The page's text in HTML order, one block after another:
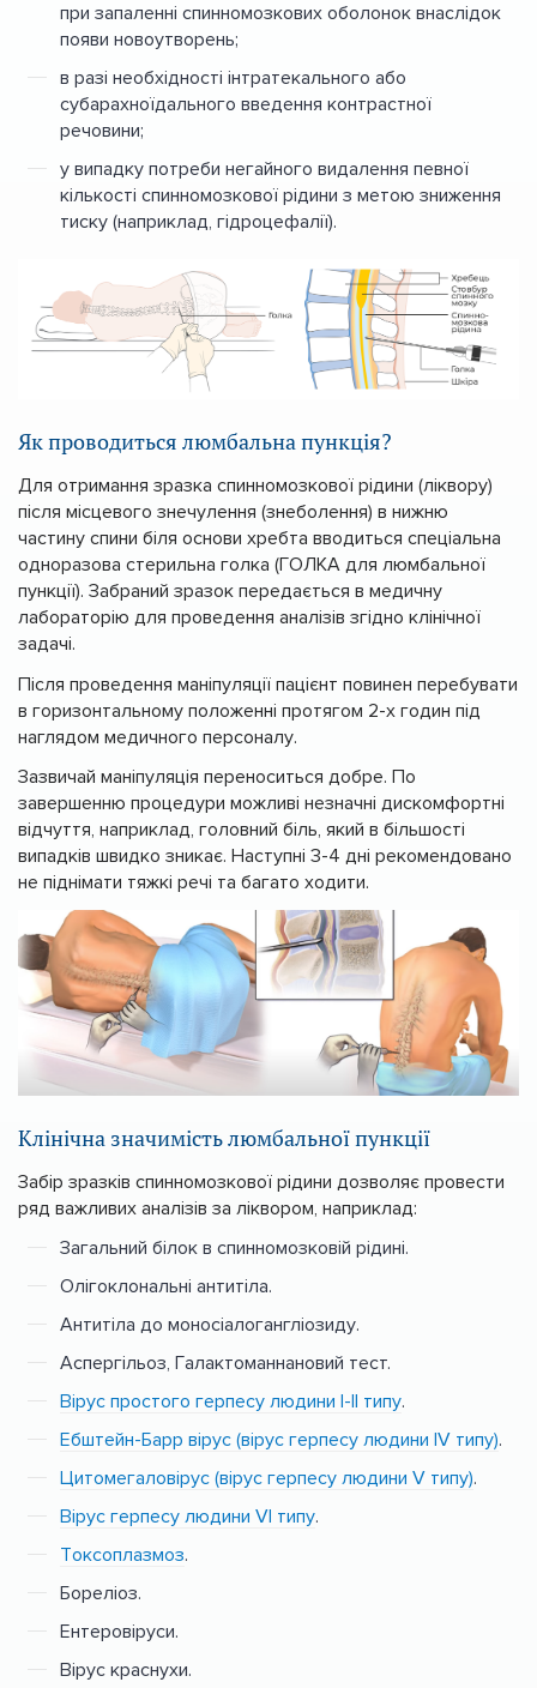
при запаленні спинномозкових оболонок внаслідок
появи новоутворень;
в разі необхідності інтратекального або
субарахноїдального введення контрастної
речовини;
у випадку потреби негайного видалення певної
кількості спинномозкової рідини з метою зниження
тиску (наприклад, гідроцефалії).
Як проводиться люмбальна пункція?
Для отримання зразка спинномозкової рідини (ліквору)
після місцевого знечулення (знеболення) в нижню
частину спини біля основи хребта вводиться спеціальна
одноразова стерильна голка (ГОЛКА для люмбальної
пункції). Забраний зразок передається в медичну
лабораторію для проведення аналізів згідно клінічної
задачі.
Після проведення маніпуляції пацієнт повинен перебувати
в горизонтальному положенні протягом 2-х годин під
наглядом медичного персоналу.
Зазвичай маніпуляція переноситься добре. По
завершенню процедури можливі незначні дискомфортні
відчуття, наприклад, головний біль, який в більшості
випадків швидко зникає. Наступні 3-4 дні рекомендовано
не піднімати тяжкі речі та багато ходити.
Клінічна значимість люмбальної пункції
Забір зразків спинномозкової рідини дозволяє провести
ряд важливих аналізів за ліквором, наприклад:
Загальний білок в спинномозковій рідині.
Олігоклональні антитіла.
Антитіла до моносіалогангліозиду.
Аспергільоз, Галактоманнановий тест.
Вірус простого герпесу людини I-II типу.
Ебштейн-Барр вірус (вірус герпесу людини IV типу).
Цитомегаловірус (вірус герпесу людини V типу).
Вірус герпесу людини VІ типу.
Токсоплазмоз.
Бореліоз.
Ентеровіруси.
Вірус краснухи.